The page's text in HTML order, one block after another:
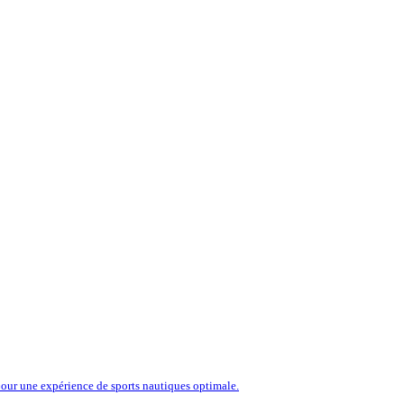
une expérience de sports nautiques optimale.